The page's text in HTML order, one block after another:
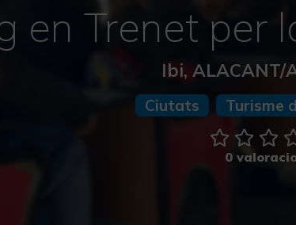
en Trenet per
Ibi, ALACANT/
Ciutats Turisme
0